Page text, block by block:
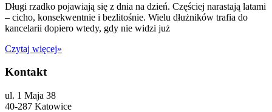
Długi rzadko pojawiają się z dnia na dzień. Częściej narastają latami
– cicho, konsekwentnie i bezlitośnie. Wielu dłużników trafia do
kancelarii dopiero wtedy, gdy nie widzi już
Czytaj więcej»
Kontakt
ul. 1 Maja 38
40-287 Katowice